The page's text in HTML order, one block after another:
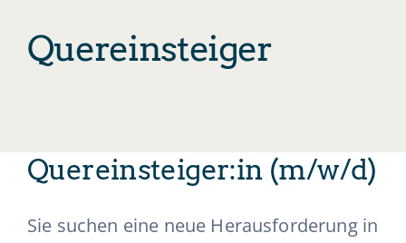
BSB als Arbeitgeber
Quereinsteiger
Quereinsteiger:in (m/w/d)
Sie suchen eine neue Herausforderung in